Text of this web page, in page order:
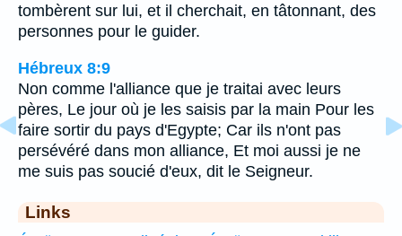
tombèrent sur lui, et il cherchait, en tâtonnant, des
personnes pour le guider.
Hébreux 8:9
Non comme l'alliance que je traitai avec leurs
pères, Le jour où je les saisis par la main Pour les
faire sortir du pays d'Egypte; Car ils n'ont pas
persévéré dans mon alliance, Et moi aussi je ne
me suis pas soucié d'eux, dit le Seigneur.
Links